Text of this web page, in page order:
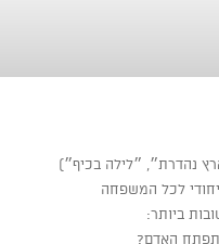
נהדרת״, ״לילה בכיף״)
לכל המשפחה
ביותר:
האדם?